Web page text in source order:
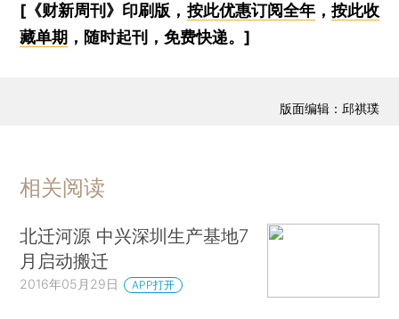
[《财新周刊》印刷版， 按此优惠订阅全年， 按此收
藏单期 ，随时起刊，免费快递。]
版面编辑：邱祺璞
相关阅读
北迁河源 中兴深圳生产基地7
月启动搬迁
2016年05月29日 APP打开